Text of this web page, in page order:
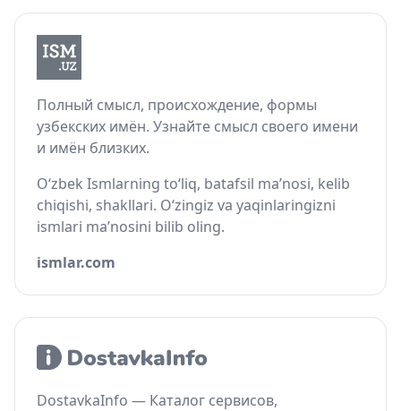
Полный смысл, происхождение, формы
узбекских имён. Узнайте смысл своего имени
и имён близких.
O‘zbek Ismlarning to‘liq, batafsil ma’nosi, kelib
chiqishi, shakllari. O‘zingiz va yaqinlaringizni
ismlari ma’nosini bilib oling.
ismlar.com
DostavkaInfo — Каталог сервисов,